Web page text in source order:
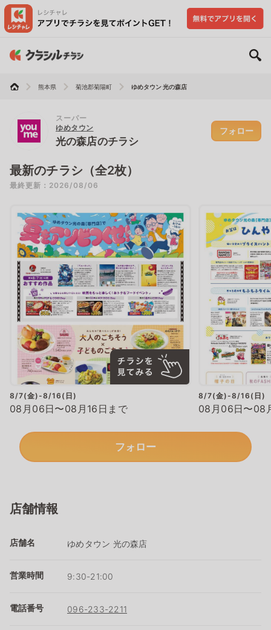
熊本県 菊池郡菊陽町 ゆめタウン 光の森店
スーパー
ゆめタウン
光の森店のチラシ
フォロー
最新のチラシ（全2枚）
最終更新：2026/08/06
8/7(金)-8/16(日)
08月06日〜08月16日まで
8/7(金)-8/16(日)
08月06日〜08
フォロー
店舗情報
店舗名 ゆめタウン 光の森店
営業時間 9:30-21:00
電話番号 096-233-2211